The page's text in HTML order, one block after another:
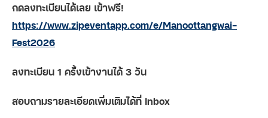
กดลงทะเบียนได้เลย เข้าฟรี!
https://www.zipeventapp.com/e/Manoottangwai-
Fest2026
ลงทะเบียน 1 ครั้งเข้างานได้ 3 วัน
สอบถามรายละเอียดเพิ่มเติมได้ที่ Inbox